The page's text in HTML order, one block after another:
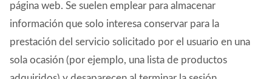
página web. Se suelen emplear para almacenar
información que solo interesa conservar para la
prestación del servicio solicitado por el usuario en una
sola ocasión (por ejemplo, una lista de productos